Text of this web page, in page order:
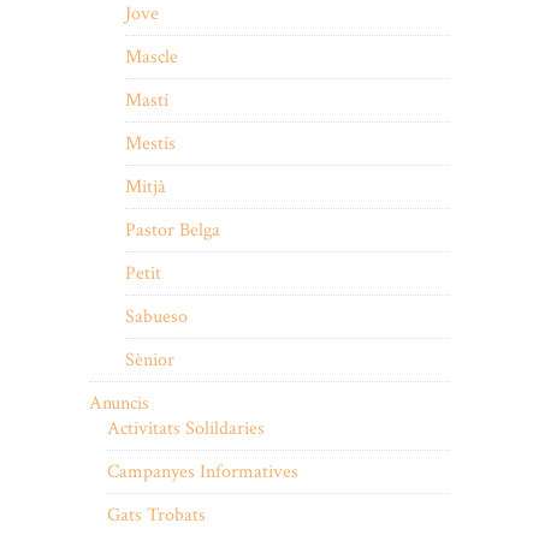
Jove
Mascle
Mastí
Mestís
Mitjà
Pastor Belga
Petit
Sabueso
Sènior
Anuncis
Activitats Solildaries
Campanyes Informatives
Gats Trobats